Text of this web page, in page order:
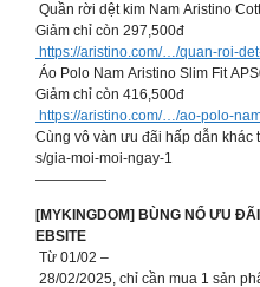
Quần rời dệt kim Nam Aristino
Giảm chỉ còn 297,500đ
https://aristino.com/…/quan-roi-
Áo Polo Nam Aristino Slim Fit
Giảm chỉ còn 416,500đ
https://aristino.com/…/ao-polo-
Cùng vô vàn ưu đãi hấp dẫn khác
s/gia-moi-moi-ngay-1
—————
[MYKINGDOM] BÙNG NỔ ƯU
EBSITE
Từ 01/02 –
28/02/2025, chỉ cần mua 1 sản